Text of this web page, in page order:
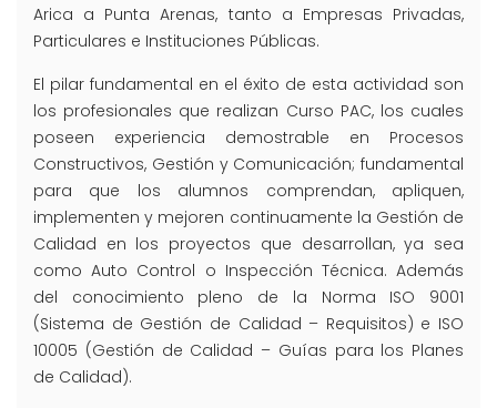
Arica a Punta Arenas, tanto a Empresas Privadas,
Particulares e Instituciones Públicas.
El pilar fundamental en el éxito de esta actividad son
los profesionales que realizan Curso PAC, los cuales
poseen experiencia demostrable en Procesos
Constructivos, Gestión y Comunicación; fundamental
para que los alumnos comprendan, apliquen,
implementen y mejoren continuamente la Gestión de
Calidad en los proyectos que desarrollan, ya sea
como Auto Control o Inspección Técnica. Además
del conocimiento pleno de la Norma ISO 9001
(Sistema de Gestión de Calidad – Requisitos) e ISO
10005 (Gestión de Calidad – Guías para los Planes
de Calidad).